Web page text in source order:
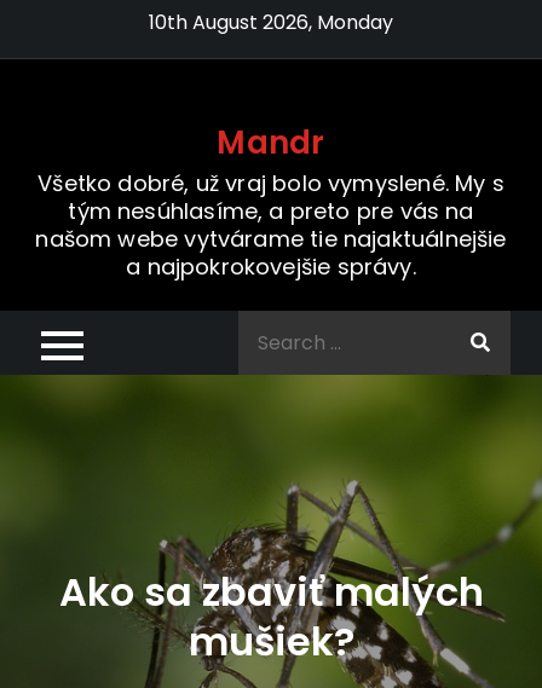
10th August 2026, Monday
Mandr
Všetko dobré, už vraj bolo vymyslené. My s
tým nesúhlasíme, a preto pre vás na
našom webe vytvárame tie najaktuálnejšie
a najpokrokovejšie správy.
Ako sa zbaviť malých
mušiek?